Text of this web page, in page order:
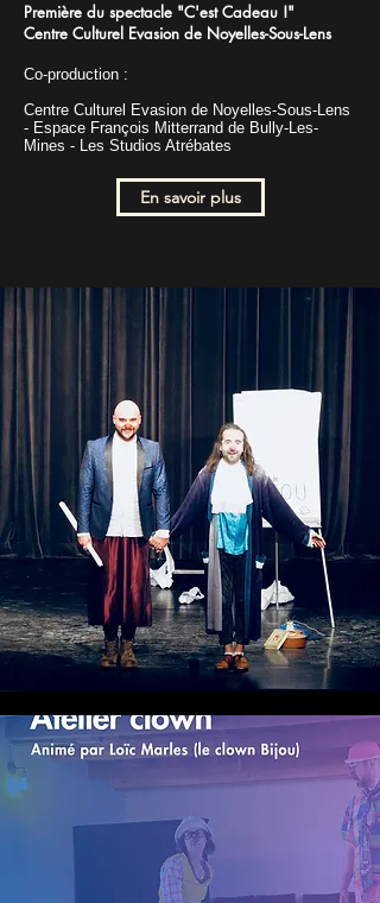
Première du spectacle "C'est Cadeau !"
​Centre Culturel Evasion de Noyelles-Sous-Lens
Co-production :
Centre Culturel Evasion de Noyelles-Sous-Lens
- Espace François Mitterrand de Bully-Les-
Mines - Les Studios Atrébates
En savoir plus